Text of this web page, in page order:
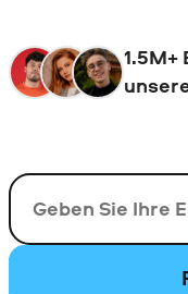
Ihre E-Mail-